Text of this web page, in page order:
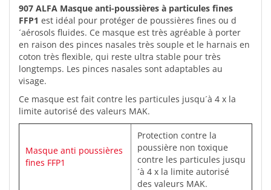
907 ALFA Masque anti-poussières à particules fines
FFP1 est idéal pour protéger de poussières fines ou d
´aérosols fluides. Ce masque est très agréable à porter
en raison des pinces nasales très souple et le harnais en
coton très flexible, qui reste ultra stable pour très
longtemps. Les pinces nasales sont adaptables au
visage.
Ce masque est fait contre les particules jusqu´à 4 x la
limite autorisé des valeurs MAK.
Masque anti poussières
fines FFP1
Protection contre la
poussière non toxique
contre les particules jusqu
´à 4 x la limite autorisé
des valeurs MAK.